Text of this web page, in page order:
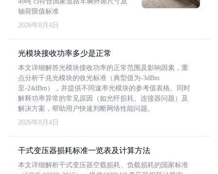
轴荷限值标准
2026年8月4日
光模块接收功率多少是正常
本文详细解答光模块接收功率的正常范围及影响因素，重
点分析千兆光模块的收光标准（典型值为-3dBm
至-24dBm），并提供不同速率光模块的参考值表格。同时
解释功率异常的常见原因（如光纤损耗、连接器问题）及
解决方案，帮助用户快速判断网络性能问题。
2026年8月4日
干式变压器损耗标准一览表及计算方法
本文详细解析干式变压器空载损耗、负载损耗的国家标准